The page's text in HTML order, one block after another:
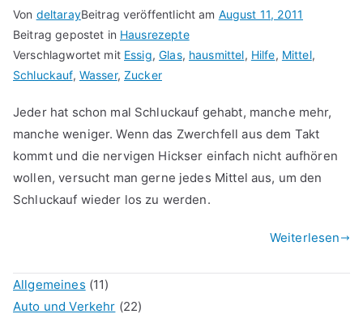
Von deltarayBeitrag veröffentlicht am August 11, 2011
Beitrag gepostet in Hausrezepte
Verschlagwortet mit Essig,Glas, hausmittel, Hilfe, Mittel,
Schluckauf, Wasser,Zucker
Jeder hat schon mal Schluckauf gehabt, manche mehr,
manche weniger. Wenn das Zwerchfell aus dem Takt
kommt und die nervigen Hickser einfach nicht aufhören
wollen, versucht man gerne jedes Mittel aus, um den
Schluckauf wieder los zu werden.
Weiterlesen
Allgemeines (11)
Auto und Verkehr (22)